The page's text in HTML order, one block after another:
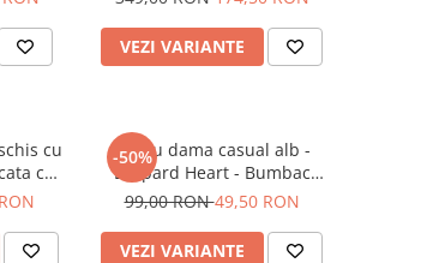
VEZI VARIANTE
cu
cu
-50%
Tricou dama casual alb -
Leopard Heart - Bumbac
Organic
99,00 RON49,50 RON
VEZI VARIANTE